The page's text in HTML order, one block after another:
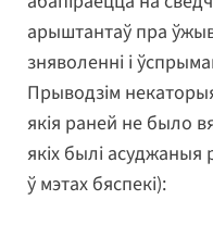
арыштантаў пра
зняволенні і
Прыводзім
якія раней не было
якіх былі
ў мэтах бяспекі):